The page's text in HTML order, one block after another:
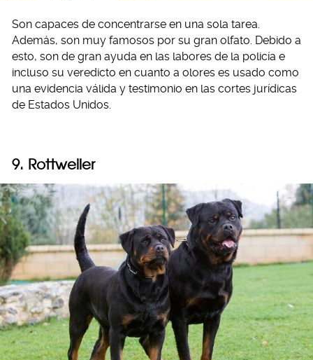
Son capaces de concentrarse en una sola tarea.
Además, son muy famosos por su gran olfato. Debido a
esto, son de gran ayuda en las labores de la policía e
incluso su veredicto en cuanto a olores es usado como
una evidencia válida y testimonio en las cortes jurídicas
de Estados Unidos.
9. Rottweiler